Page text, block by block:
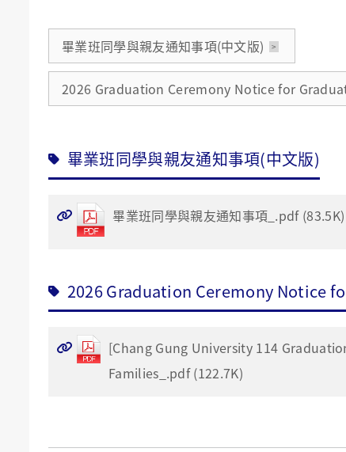
畢業班同學與親友通知事項(中文版)
2026 Graduation Ceremony Notice for
畢業班同學與親友通知事項(中文版)
畢業班同學與親友通知事項_.pdf (83.5K)
2026 Graduation Ceremony Notice
[Chang Gung University 114
Families_.pdf (122.7K)